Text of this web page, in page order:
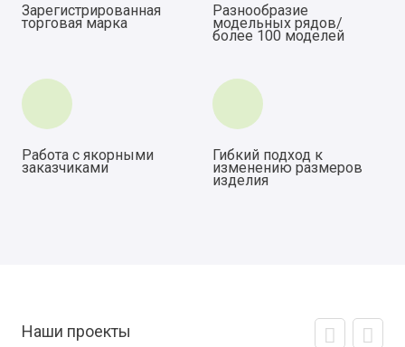
Зарегистрированная
торговая марка
Разнообразие
модельных рядов/
более 100 моделей
Работа с якорными
заказчиками
Гибкий подход к
изменению размеров
изделия
Наши проекты